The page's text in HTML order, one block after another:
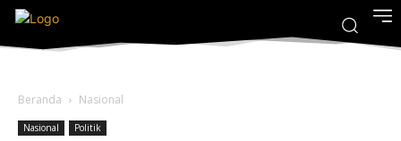
Beranda Nasional
Nasional Politik